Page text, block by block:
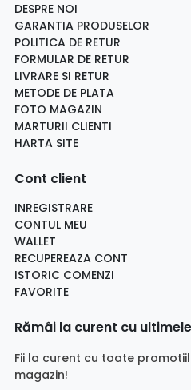
DESPRE NOI
GARANTIA PRODUSELOR
POLITICA DE RETUR
FORMULAR DE RETUR
LIVRARE SI RETUR
METODE DE PLATA
FOTO MAGAZIN
MARTURII CLIENTI
HARTA SITE
Cont client
INREGISTRARE
CONTUL MEU
WALLET
RECUPEREAZA CONT
ISTORIC COMENZI
FAVORITE
Rămâi la curent cu
Fii la curent cu toate
magazin!